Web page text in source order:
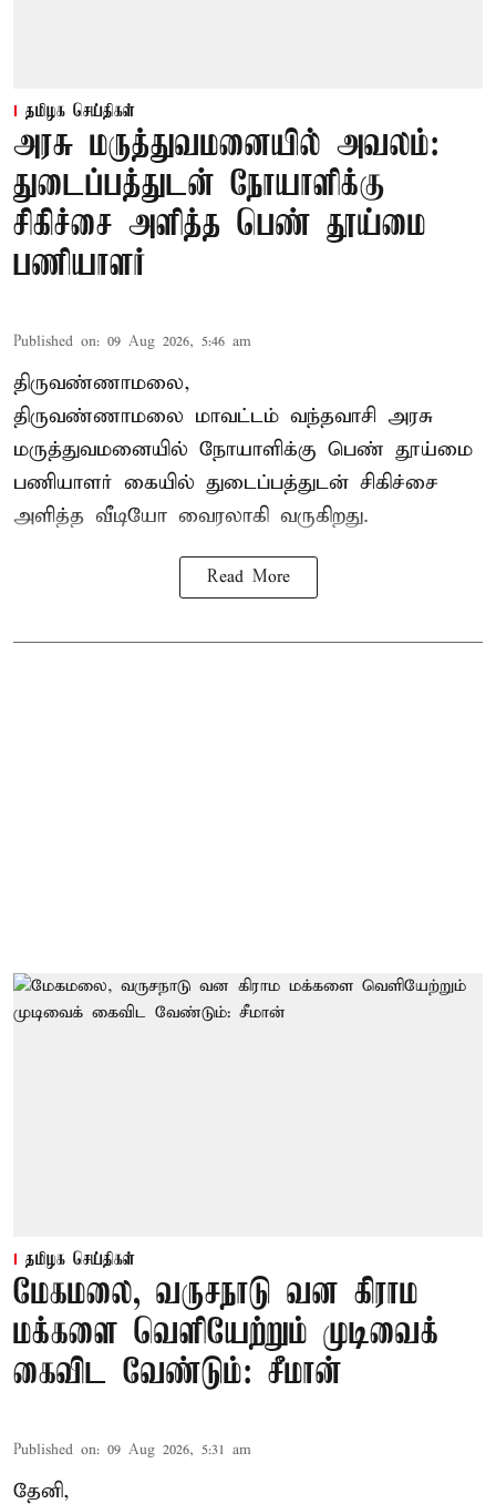
தமிழக செய்திகள்
அரசு மருத்துவமனையில் அவலம்:
துடைப்பத்துடன் நோயாளிக்கு
சிகிச்சை அளித்த பெண் தூய்மை
பணியாளர்
Published on: 09 Aug 2026, 5:46 am
திருவண்ணாமலை,
திருவண்ணாமலை மாவட்டம் வந்தவாசி அரசு
மருத்துவமனையில் நோயாளிக்கு பெண் தூய்மை
பணியாளர் கையில் துடைப்பத்துடன் சிகிச்சை
அளித்த வீடியோ வைரலாகி வருகிறது.
Read More
தமிழக செய்திகள்
மேகமலை, வருசநாடு வன கிராம
மக்களை வெளியேற்றும் முடிவைக்
கைவிட வேண்டும்: சீமான்
Published on: 09 Aug 2026, 5:31 am
தேனி,